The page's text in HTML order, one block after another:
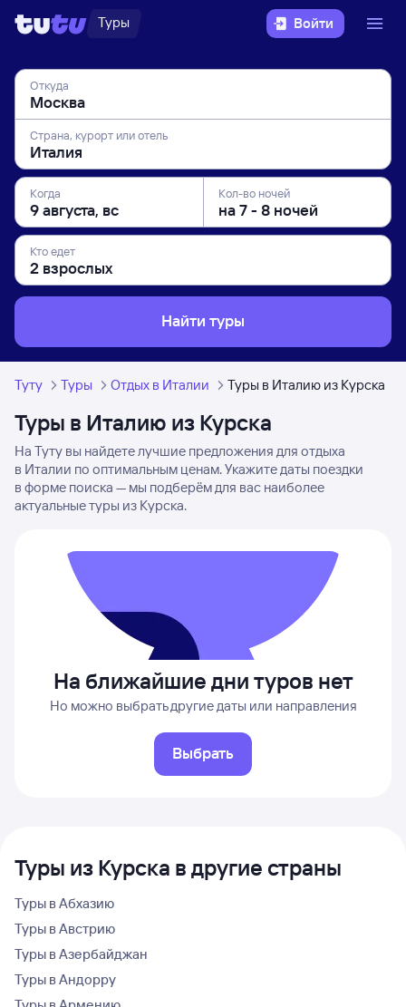
Туры Войти
Откуда
Страна, курорт или отель
Когда Кол-во ночей
Кто едет
Найти туры
Туту Туры Отдых в Италии Туры в Италию из Курска
Туры в Италию из Курска
На Туту вы найдете лучшие предложения для отдыха
в Италии по оптимальным ценам. Укажите даты поездки
в форме поиска — мы подберём для вас наиболее
актуальные туры из Курска.
На ближайшие дни туров нет
Но можно выбрать другие даты или направления
Выбрать
Туры из Курска в другие страны
Туры в Абхазию
Туры в Австрию
Туры в Азербайджан
Туры в Андорру